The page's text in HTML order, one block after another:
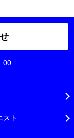
00
スト